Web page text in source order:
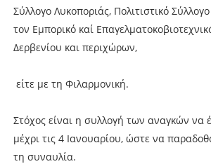
Σύλλογο Λυκοποριάς, Πολιτιστικό
τον Εμπορικό καί
Δερβενίου και περιχώρων,
είτε με τη Φιλαρμονική.
Στόχος είναι η συλλογή των αναγκών να
μέχρι τις 4 Ιανουαρίου, ώστε να
τη συναυλία.